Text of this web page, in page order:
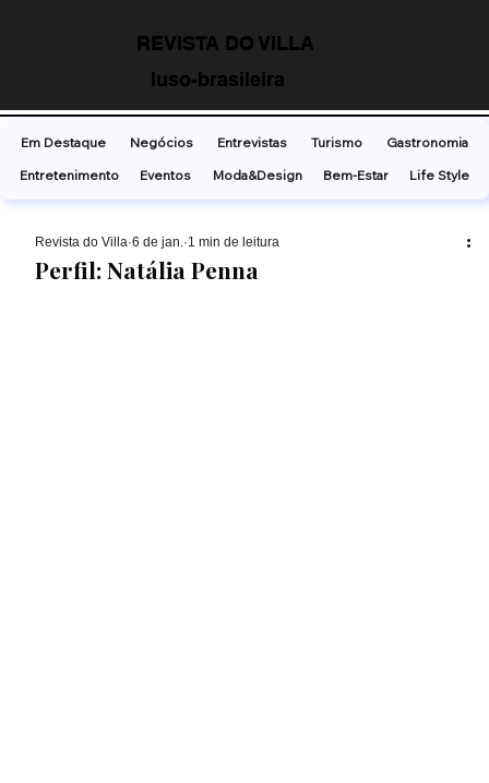
REVISTA DO VILLA
luso-brasileira
Perfil: Natália Penna
Revista do Villa 6 de jan. 1 min de leitura
Em Destaque Negócios Entrevistas Turismo
Gastronomia
Entretenimento
Eventos Moda&Design Bem-Estar Life Style